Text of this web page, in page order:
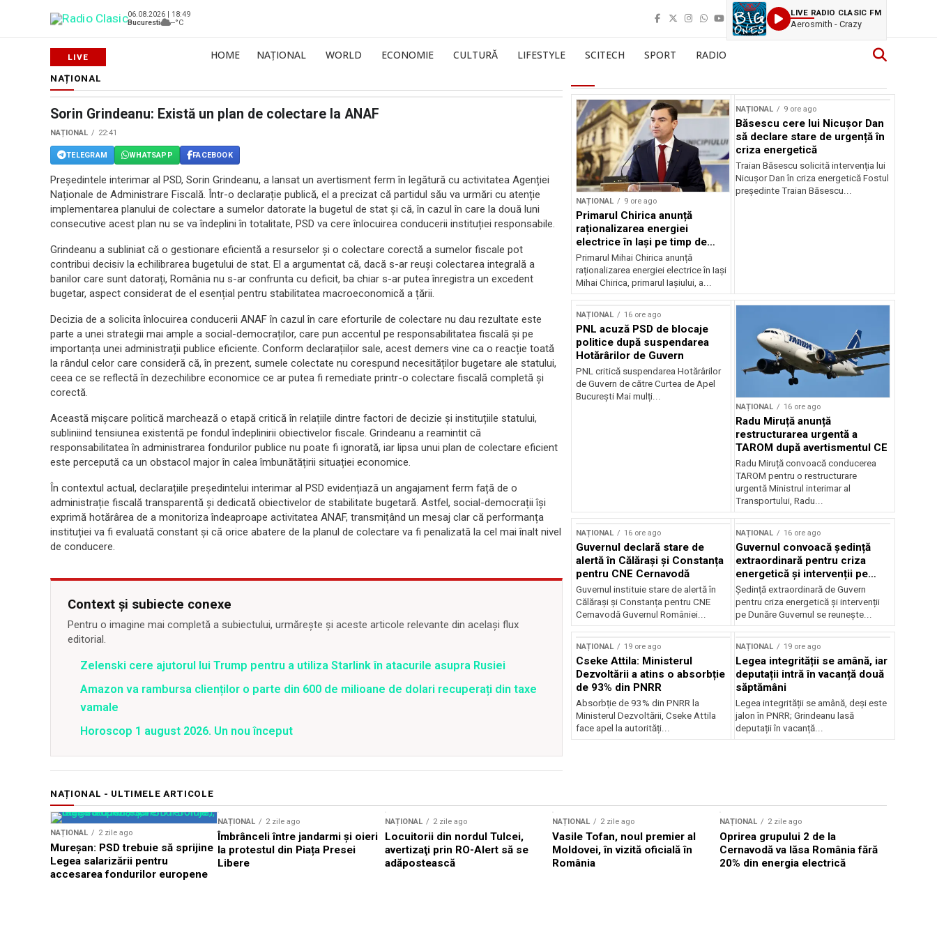
06.08.2026 | 18:49
Bucuresti
--°C
LIVE RADIO CLASIC FM
Aerosmith - Crazy
HOME NAȚIONAL WORLD ECONOMIE CULTURĂ LIFESTYLE SCITECH SPORT RADIO
NAȚIONAL
Sorin Grindeanu: Există un plan de colectare la ANAF
NAȚIONAL 22:41
TELEGRAM WHATSAPP FACEBOOK
Președintele interimar al PSD, Sorin Grindeanu, a lansat un avertisment ferm în legătură cu activitatea Agenției
Naționale de Administrare Fiscală. Într-o declarație publică, el a precizat că partidul său va urmări cu atenție
implementarea planului de colectare a sumelor datorate la bugetul de stat și că, în cazul în care la două luni
consecutive acest plan nu se va îndeplini în totalitate, PSD va cere înlocuirea conducerii instituției responsabile.
Grindeanu a subliniat că o gestionare eficientă a resurselor și o colectare corectă a sumelor fiscale pot
contribui decisiv la echilibrarea bugetului de stat. El a argumentat că, dacă s-ar reuși colectarea integrală a
banilor care sunt datorați, România nu s-ar confrunta cu deficit, ba chiar s-ar putea înregistra un excedent
bugetar, aspect considerat de el esențial pentru stabilitatea macroeconomică a țării.
Decizia de a solicita înlocuirea conducerii ANAF în cazul în care eforturile de colectare nu dau rezultate este
parte a unei strategii mai ample a social-democraților, care pun accentul pe responsabilitatea fiscală și pe
importanța unei administrații publice eficiente. Conform declarațiilor sale, acest demers vine ca o reacție toată
la rândul celor care consideră că, în prezent, sumele colectate nu corespund necesităților bugetare ale statului,
ceea ce se reflectă în dezechilibre economice ce ar putea fi remediate printr-o colectare fiscală completă și
corectă.
Această mișcare politică marchează o etapă critică în relațiile dintre factori de decizie și instituțiile statului,
subliniind tensiunea existentă pe fondul îndeplinirii obiectivelor fiscale. Grindeanu a reamintit că
responsabilitatea în administrarea fondurilor publice nu poate fi ignorată, iar lipsa unui plan de colectare eficient
este percepută ca un obstacol major în calea îmbunătățirii situației economice.
În contextul actual, declarațiile președintelui interimar al PSD evidențiază un angajament ferm față de o
administrație fiscală transparentă și dedicată obiectivelor de stabilitate bugetară. Astfel, social-democrații își
exprimă hotărârea de a monitoriza îndeaproape activitatea ANAF, transmițând un mesaj clar că performanța
instituției va fi evaluată constant și că orice abatere de la planul de colectare va fi penalizată la cel mai înalt nivel
de conducere.
Context și subiecte conexe
Pentru o imagine mai completă a subiectului, urmărește și aceste articole relevante din același flux
editorial.
Zelenski cere ajutorul lui Trump pentru a utiliza Starlink în atacurile asupra Rusiei
Amazon va rambursa clienților o parte din 600 de milioane de dolari recuperați din taxe
vamale
Horoscop 1 august 2026. Un nou început
NAȚIONAL 9 ore ago
Primarul Chirica anunță
raționalizarea energiei
electrice în Iași pe timp de
noapte
Primarul Mihai Chirica anunță
raționalizarea energiei electrice în Iași
Mihai Chirica, primarul Iașiului, a...
NAȚIONAL 9 ore ago
Băsescu cere lui Nicușor Dan
să declare stare de urgență în
criza energetică
Traian Băsescu solicită intervenția lui
Nicușor Dan în criza energetică Fostul
președinte Traian Băsescu...
NAȚIONAL 16 ore ago
PNL acuză PSD de blocaje
politice după suspendarea
Hotărârilor de Guvern
PNL critică suspendarea Hotărârilor
de Guvern de către Curtea de Apel
București Mai mulți...
NAȚIONAL 16 ore ago
Radu Miruță anunță
restructurarea urgentă a
TAROM după avertismentul CE
Radu Miruță convoacă conducerea
TAROM pentru o restructurare
urgentă Ministrul interimar al
Transportului, Radu...
NAȚIONAL 16 ore ago
Guvernul declară stare de
alertă în Călărași și Constanța
pentru CNE Cernavodă
Guvernul instituie stare de alertă în
Călărași și Constanța pentru CNE
Cernavodă Guvernul României...
NAȚIONAL 16 ore ago
Guvernul convoacă ședință
extraordinară pentru criza
energetică și intervenții pe
Dunăre
Ședință extraordinară de Guvern
pentru criza energetică și intervenții
pe Dunăre Guvernul se reunește...
NAȚIONAL 19 ore ago
Cseke Attila: Ministerul
Dezvoltării a atins o absorbție
de 93% din PNRR
Absorbție de 93% din PNRR la
Ministerul Dezvoltării, Cseke Attila
face apel la autorități...
NAȚIONAL 19 ore ago
Legea integrității se amână, iar
deputații intră în vacanță două
săptămâni
Legea integrității se amână, deși este
jalon în PNRR; Grindeanu lasă
deputații în vacanță...
NAȚIONAL - ULTIMELE ARTICOLE
NAȚIONAL 2 zile ago
Mureșan: PSD trebuie să sprijine
Legea salarizării pentru
accesarea fondurilor europene
NAȚIONAL 2 zile ago
Îmbrânceli între jandarmi și oieri
la protestul din Piața Presei
Libere
NAȚIONAL 2 zile ago
Locuitorii din nordul Tulcei,
avertizaţi prin RO-Alert să se
adăpostească
NAȚIONAL 2 zile ago
Vasile Tofan, noul premier al
Moldovei, în vizită oficială în
România
NAȚIONAL 2 zile ago
Oprirea grupului 2 de la
Cernavodă va lăsa România fără
20% din energia electrică